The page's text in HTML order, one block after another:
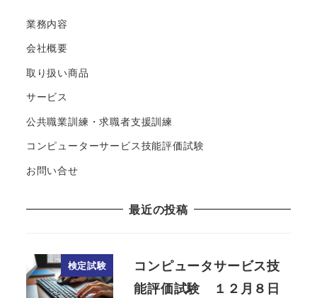
業務内容
会社概要
取り扱い商品
サービス
公共職業訓練・求職者支援訓練
コンピューターサービス技能評価試験
お問い合せ
最近の投稿
検定試験
コンピュータサービス技
能評価試験 １２月８日